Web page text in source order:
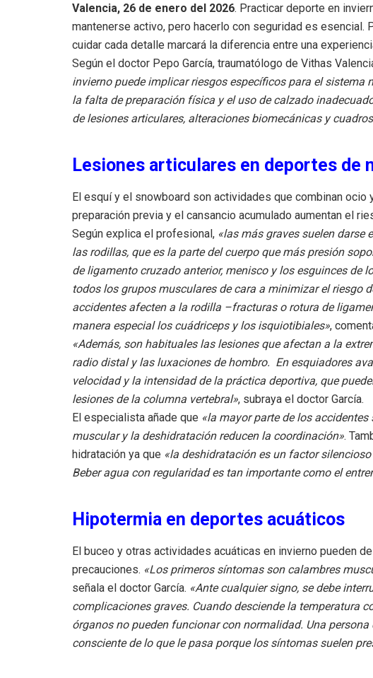
Valencia, 26 de enero del 2026. Practicar deporte en
mantenerse activo, pero hacerlo con seguridad es esencial.
cuidar cada detalle marcará la diferencia entre una
Según el doctor Pepo García, traumatólogo de Vithas
invierno puede implicar riesgos específicos para el sistema
la falta de preparación física y el uso de calzado
de lesiones articulares, alteraciones biomecánicas y
Lesiones articulares en deportes de
El esquí y el snowboard son actividades que combinan ocio
preparación previa y el cansancio acumulado aumentan el
Según explica el profesional, «las más graves suelen darse
las rodillas, que es la parte del cuerpo que más presión
de ligamento cruzado anterior, menisco y los esguinces de
todos los grupos musculares de cara a minimizar el riesgo
accidentes afecten a la rodilla –fracturas o rotura de
manera especial los cuádriceps y los isquiotibiales»,
«Además, son habituales las lesiones que afectan a la
radio distal y las luxaciones de hombro. En esquiadores
velocidad y la intensidad de la práctica deportiva, que
lesiones de la columna vertebral», subraya el doctor García.
El especialista añade que «la mayor parte de los
muscular y la deshidratación reducen la coordinación».
hidratación ya que «la deshidratación es un factor
Beber agua con regularidad es tan importante como el
Hipotermia en deportes acuáticos
El buceo y otras actividades acuáticas en invierno pueden
precauciones. «Los primeros síntomas son calambres
señala el doctor García. «Ante cualquier signo, se debe
complicaciones graves. Cuando desciende la temperatura
órganos no pueden funcionar con normalidad. Una
consciente de lo que le pasa porque los síntomas suelen